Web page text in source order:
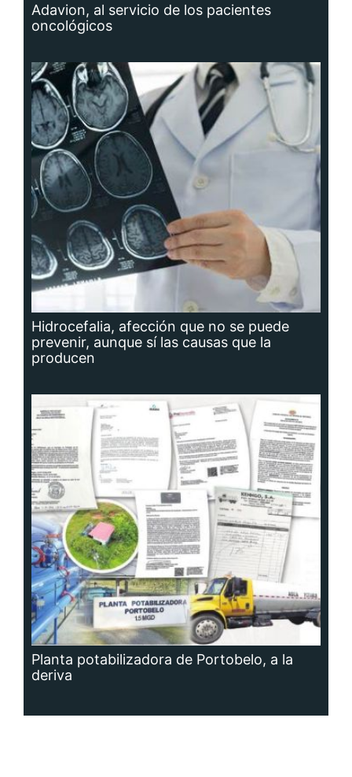
Adavion, al servicio de los pacientes
oncológicos
Hidrocefalia, afección que no se puede
prevenir, aunque sí las causas que la
producen
Planta potabilizadora de Portobelo, a la
deriva